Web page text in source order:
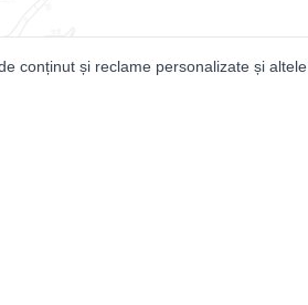
conținut și reclame personalizate și altele.